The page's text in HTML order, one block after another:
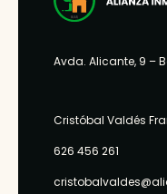
Avda. Alicante, 9 –
Cristóbal Valdés
626 456 261